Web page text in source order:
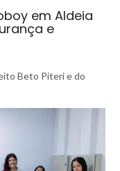
em Aldeia
e
Beto Piteri e do